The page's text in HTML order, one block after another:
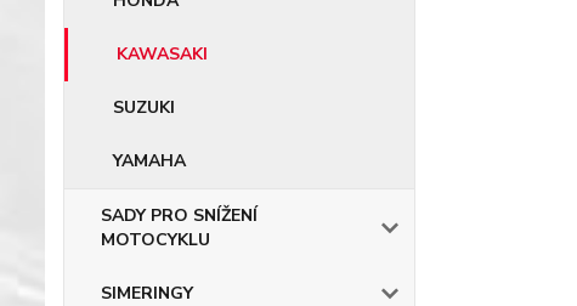
KAWASAKI
SUZUKI
YAMAHA
SADY PRO SNÍŽENÍ
MOTOCYKLU
SIMERINGY